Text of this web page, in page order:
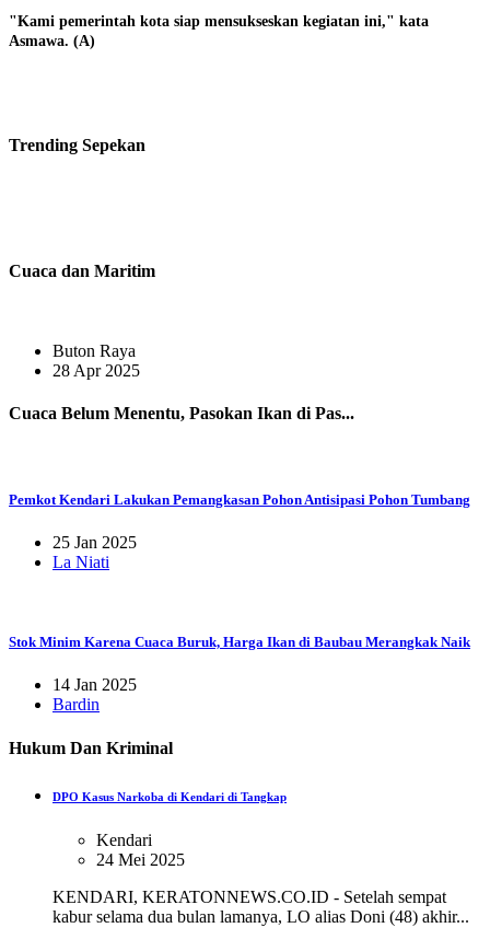
"Kami pemerintah kota siap mensukseskan kegiatan ini," kata
Asmawa. (A)
Trending Sepekan
Cuaca dan Maritim
Buton Raya
28 Apr 2025
Cuaca Belum Menentu, Pasokan Ikan di Pas...
Pemkot Kendari Lakukan Pemangkasan Pohon Antisipasi Pohon Tumbang
25 Jan 2025
La Niati
Stok Minim Karena Cuaca Buruk, Harga Ikan di Baubau Merangkak Naik
14 Jan 2025
Bardin
Hukum Dan Kriminal
DPO Kasus Narkoba di Kendari di Tangkap
Kendari
24 Mei 2025
KENDARI, KERATONNEWS.CO.ID - Setelah sempat
kabur selama dua bulan lamanya, LO alias Doni (48) akhir...